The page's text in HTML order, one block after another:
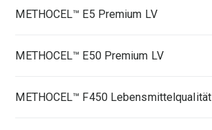
METHOCEL™ E5 Premium LV
METHOCEL™ E50 Premium LV
METHOCEL™ F450 Lebensmittelqualität